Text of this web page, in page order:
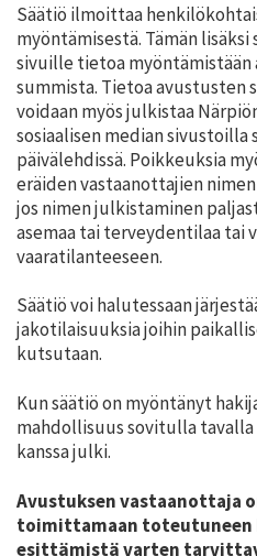
Säätiö ilmoittaa
myöntämisestä. Tämän
sivuille tietoa myöntämistään
summista. Tietoa avustusten
voidaan myös julkistaa
sosiaalisen median
päivälehdissä. Poikkeuksia
eräiden vastaanottajien
jos nimen julkistaminen
asemaa tai terveydentilaa tai
vaaratilanteeseen.
Säätiö voi halutessaan
jakotilaisuuksia joihin
kutsutaan.
Kun säätiö on myöntänyt
mahdollisuus sovitulla
kanssa julki.
Avustuksen vastaanottaja
toimittamaan
esittämistä varten